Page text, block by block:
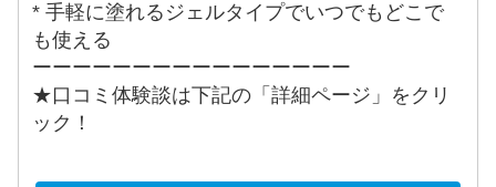
* 手軽に塗れるジェルタイプでいつでもどこで
も使える
ーーーーーーーーーーーーーーーー
★口コミ体験談は下記の「詳細ページ」をクリ
ック！